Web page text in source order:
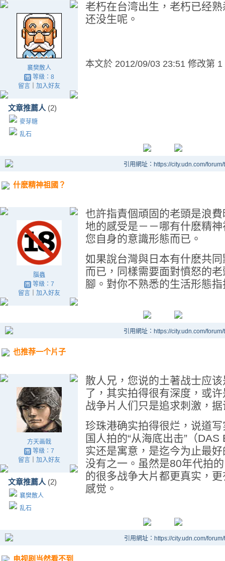
襄樊散人
等級：8
留言｜ 加入好友
文章推薦人 (2)
麥芽糖
乱石
老朽在台湾出生，老朽已经
还没生呢。
本文於 2012/09/03 23:51 修改第 1
引用網址：https://city.udn.com/
什麽精神祖國？
腦蟲
等級：7
留言｜ 加入好友
也許指責個頑固的老頭是浪
地的感受是－－哪有什麽精
您自身的意識形態而已。
如果說台灣與日本有什麽共
而已，同樣需要面對憤怒的
腳。對你不熟悉的生活形態
引用網址：https://city.udn.com/
也推荐一个片子
方天画戟
等級：7
留言｜ 加入好友
文章推薦人 (2)
襄樊散人
乱石
散人兄，您说的土著战士应
了，其实拍得很有深度，或
战争片人们只是追求刺激，
珍珠港确实拍得很烂，说道
国人拍的“从海底出击”（
实还是寓意，是迄今为止最
没有之一。虽然是80年代拍
的很多战争大片都更真实，
感觉。
引用網址：https://city.udn.com/
电视剧当然看不到